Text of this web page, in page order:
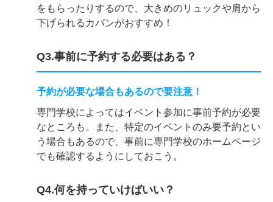
をもらったりするので、大きめのリュックや肩から
下げられるカバンがおすすめ！
Q3.事前に予約する必要はある？
予約が必要な場合もあるので要注意！
専門学校によってはイベント参加に事前予約が必要
なところも。また、特定のイベントのみ要予約とい
う場合もあるので、事前に専門学校のホームページ
でも確認するようにしておこう。
Q4.何を持っていけばいい？